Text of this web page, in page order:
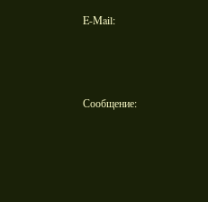
E-Mail:
Сообщение: